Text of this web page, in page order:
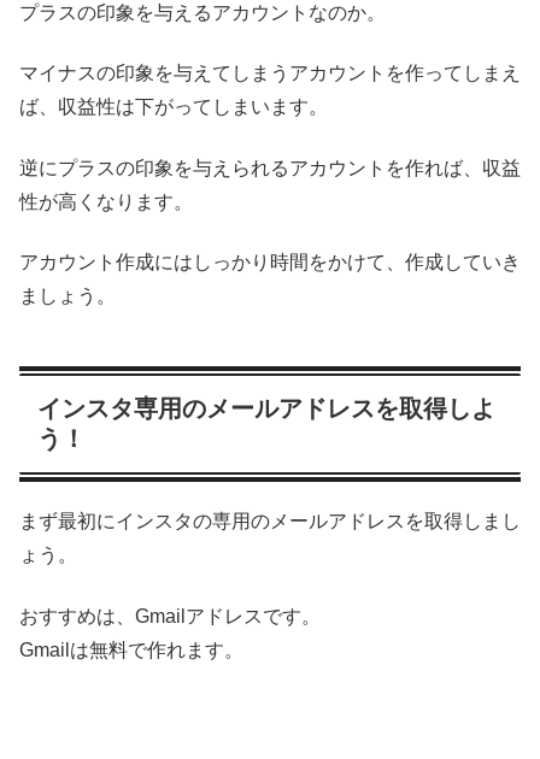
プラスの印象を与えるアカウントなのか。
マイナスの印象を与えてしまうアカウントを作ってしまえ
ば、収益性は下がってしまいます。
逆にプラスの印象を与えられるアカウントを作れば、収益
性が高くなります。
アカウント作成にはしっかり時間をかけて、作成していき
ましょう。
インスタ専用のメールアドレスを取得しよ
う！
まず最初にインスタの専用のメールアドレスを取得しまし
ょう。
おすすめは、Gmailアドレスです。
Gmailは無料で作れます。